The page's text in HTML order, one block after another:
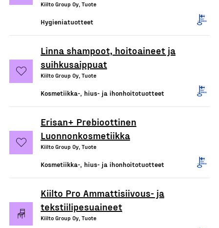
Kiilto Group Oy, Tuote
Hygieniatuotteet
Linna shampoot, hoitoaineet ja
suihkusaippuat
Kiilto Group Oy, Tuote
Kosmetiikka-, hius- ja ihonhoitotuotteet
Erisan+ Prebioottinen
Luonnonkosmetiikka
Kiilto Group Oy, Tuote
Kosmetiikka-, hius- ja ihonhoitotuotteet
Kiilto Pro Ammattisiivous- ja
tekstiilipesuaineet
Kiilto Group Oy, Tuote